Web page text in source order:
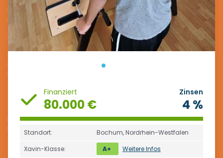
Finanziert Zinsen
80.000 € 4 %
Standort:
Bochum, Nordrhein-Westfalen
Xavin-Klasse:
A+
Weitere Infos